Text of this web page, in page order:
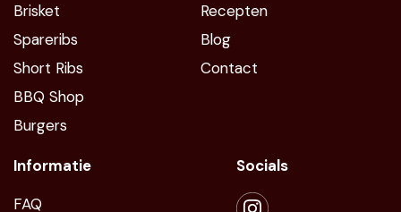
Brisket
Spareribs
Short Ribs
BBQ Shop
Burgers
Recepten
Blog
Contact
Informatie
FAQ
Socials